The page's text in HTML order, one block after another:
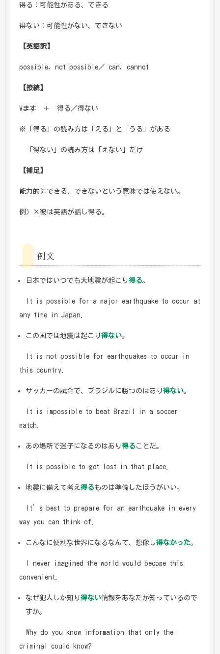
得る：可能性がある、できる
得ない：可能性がない、できない
【英語訳】
possible, not possible／ can, cannot
【接続】
Vます ＋ 得る／得ない
※「得る」の読み方は「える」と「うる」がある
「得ない」の読み方は「えない」だけ
【補足】
能力的にできる、できないという意味では使えない。
例）×彼は英語が話し得る。
例文
日本ではいつでも大地震が起こり得る。
It is possible for a major earthquake to occur at
any time in Japan.
この国では地震は起こり得ない。
It is not possible for earthquakes to occur in
this country.
サッカーの試合で、ブラジルに勝つのはあり得ない。
It is impossible to beat Brazil in a soccer
match.
あの場所で迷子になるのはあり得る ことだ。
It is possible to get lost in that place.
地震に備えて考え 得る ものは準備したほうがいい。
It’s best to prepare for an earthquake in every
way you can think of.
こんなに便利な世界になるなんて、想像し得なかった。
I never imagined the world would become this
convenient.
なぜ犯人しか知り得ない情報をあなたが知っているので
すか。
Why do you know information that only the
criminal could know?